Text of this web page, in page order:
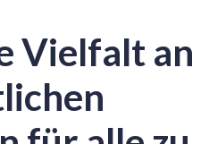
Vielfalt an